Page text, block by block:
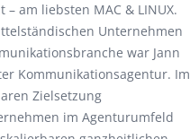
am liebsten MAC & LINUX.
Unternehmen
war Jann
Kommunikationsagentur. Im
Zielsetzung
im Agenturumfeld